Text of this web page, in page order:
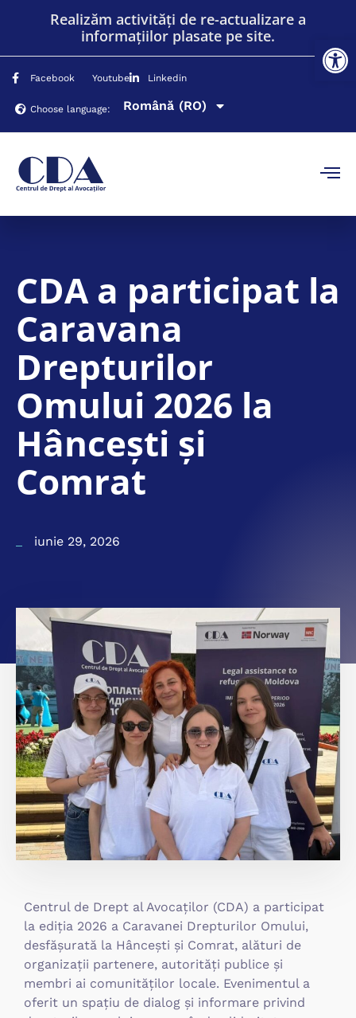
Realizăm activități de re-actualizare a
informațiilor plasate pe site.
Facebook Youtube Linkedin
Choose language: Română (RO)
Русский (RU)
English (EN)
CDA a participat la
Caravana
Drepturilor
Omului 2026 la
Hâncești și
Comrat
iunie 29, 2026
Centrul de Drept al Avocaților (CDA) a participat
la ediția 2026 a Caravanei Drepturilor Omului,
desfășurată la Hâncești și Comrat, alături de
organizații partenere, autorități publice și
membri ai comunităților locale. Evenimentul a
oferit un spațiu de dialog și informare privind